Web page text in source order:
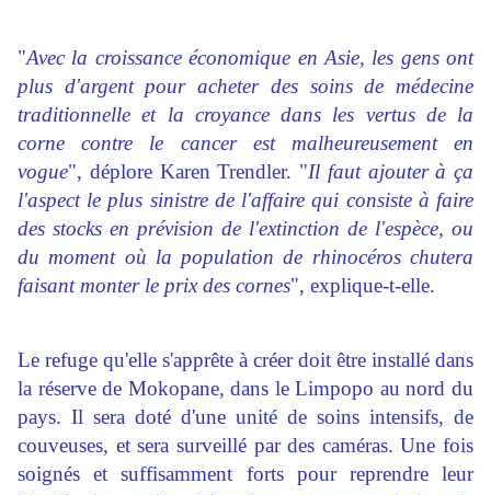
"Avec la croissance économique en Asie, les gens ont
plus d'argent pour acheter des soins de médecine
traditionnelle et la croyance dans les vertus de la
corne contre le cancer est malheureusement en
vogue", déplore Karen Trendler. "Il faut ajouter à ça
l'aspect le plus sinistre de l'affaire qui consiste à faire
des stocks en prévision de l'extinction de l'espèce, ou
du moment où la population de rhinocéros chutera
faisant monter le prix des cornes", explique-t-elle.
Le refuge qu'elle s'apprête à créer doit être installé dans
la réserve de Mokopane, dans le Limpopo au nord du
pays. Il sera doté d'une unité de soins intensifs, de
couveuses, et sera surveillé par des caméras. Une fois
soignés et suffisamment forts pour reprendre leur